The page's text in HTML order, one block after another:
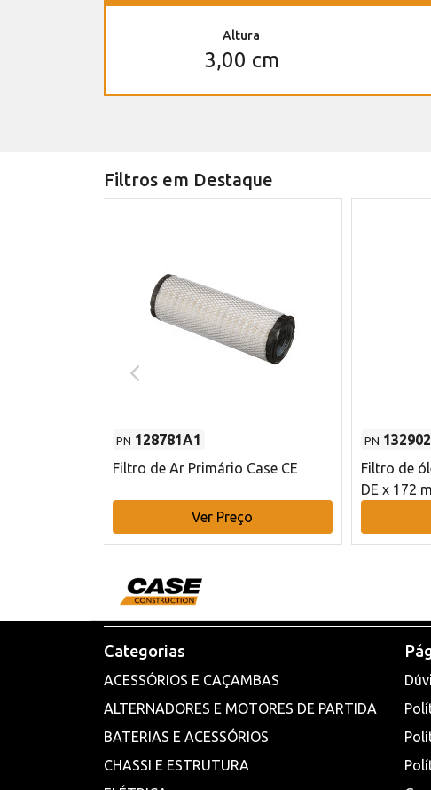
Altura
3,00 cm
Filtros em Destaque
PN 128781A1
Filtro de Ar Primário Case CE
Ver Preço
PN
Filtro de
DE x 172
Categorias
ACESSÓRIOS E CAÇAMBAS
ALTERNADORES E MOTORES DE PARTIDA
BATERIAS E ACESSÓRIOS
CHASSI E ESTRUTURA